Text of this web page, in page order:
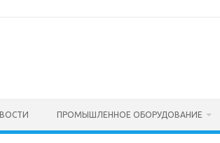
ПРОМЫШЛЕННОЕ ОБОРУДОВАНИЕ